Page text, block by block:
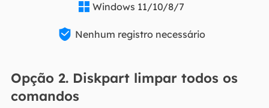
 Windows 11/10/8/7
 Nenhum registro necessário
Opção 2. Diskpart limpar todos os
comandos